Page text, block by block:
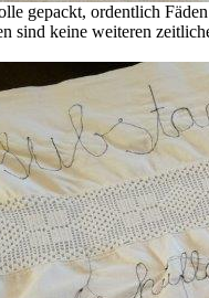
gepackt, ordentlich
sind keine weiteren